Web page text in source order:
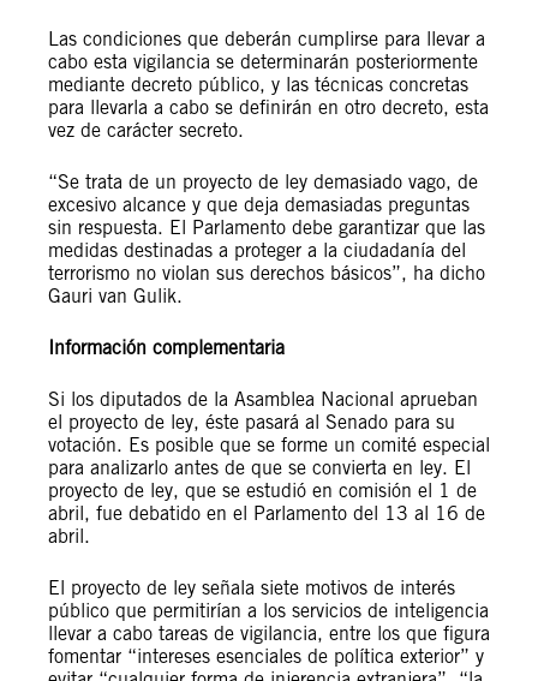
Las condiciones que deberán cumplirse para llevar a
cabo esta vigilancia se determinarán posteriormente
mediante decreto público, y las técnicas concretas
para llevarla a cabo se definirán en otro decreto, esta
vez de carácter secreto.
“Se trata de un proyecto de ley demasiado vago, de
excesivo alcance y que deja demasiadas preguntas
sin respuesta. El Parlamento debe garantizar que las
medidas destinadas a proteger a la ciudadanía del
terrorismo no violan sus derechos básicos”, ha dicho
Gauri van Gulik.
Información complementaria
Si los diputados de la Asamblea Nacional aprueban
el proyecto de ley, éste pasará al Senado para su
votación. Es posible que se forme un comité especial
para analizarlo antes de que se convierta en ley. El
proyecto de ley, que se estudió en comisión el 1 de
abril, fue debatido en el Parlamento del 13 al 16 de
abril.
El proyecto de ley señala siete motivos de interés
público que permitirían a los servicios de inteligencia
llevar a cabo tareas de vigilancia, entre los que figura
fomentar “intereses esenciales de política exterior” y